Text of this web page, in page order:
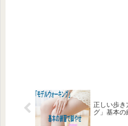
正しい歩き
グ」基本の